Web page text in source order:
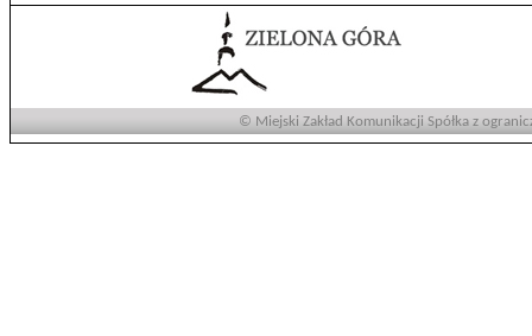
© Miejski Zakład Komunikacji Spółka z